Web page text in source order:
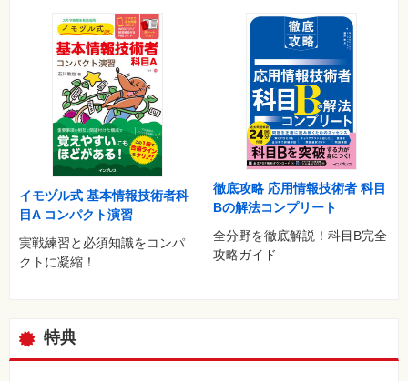
イモヅル式 基本情報技術者科
目A コンパクト演習
実戦練習と必須知識をコンパ
クトに凝縮！
徹底攻略 応用情報技術者 科目
Bの解法コンプリート
全分野を徹底解説！科目B完全
攻略ガイド
特典